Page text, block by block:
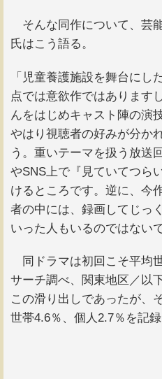
そんな同作について、芸
氏はこう語る。
「児童養護施設を舞台にし
点では意欲作ではあります
んをはじめキャスト陣の演
やはり視聴者の好みが分か
う。重いテーマを扱う放送
やSNS上で『見ていてつら
けるところです。逆に、今
者の中には、録画してじっ
いった人もいるのではない
同ドラマは初回こそ平均
サーチ調べ、関東地区／以
この滑り出しであったが、
世帯4.6％、個人2.7％を記録